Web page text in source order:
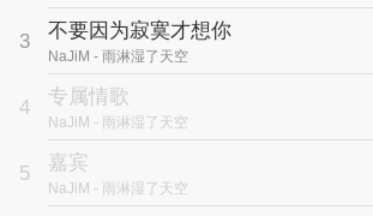
3 不要因为寂寞才想你
NaJiM - 雨淋湿了天空
4 专属情歌
NaJiM - 雨淋湿了天空
5 嘉宾
NaJiM - 雨淋湿了天空